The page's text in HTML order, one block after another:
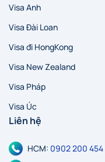
Visa Anh
Visa Đài Loan
Visa đi HongKong
Visa New Zealand
Visa Pháp
Visa Úc
Liên hệ
HCM: 0902 200 454